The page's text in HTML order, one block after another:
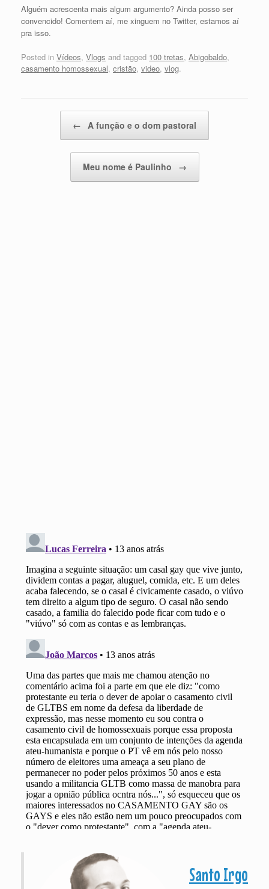
Alguém acrescenta mais algum argumento? Ainda posso ser
convencido! Comentem aí, me xinguem no Twitter, estamos aí
pra isso.
Posted in Vídeos, Vlogs and tagged 100 tretas, Abigobaldo,
casamento homossexual, cristão, video, vlog.
← A função e o dom pastoral
Meu nome é Paulinho →
Santo Irgo